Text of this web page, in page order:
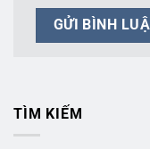
TÌM KIẾM